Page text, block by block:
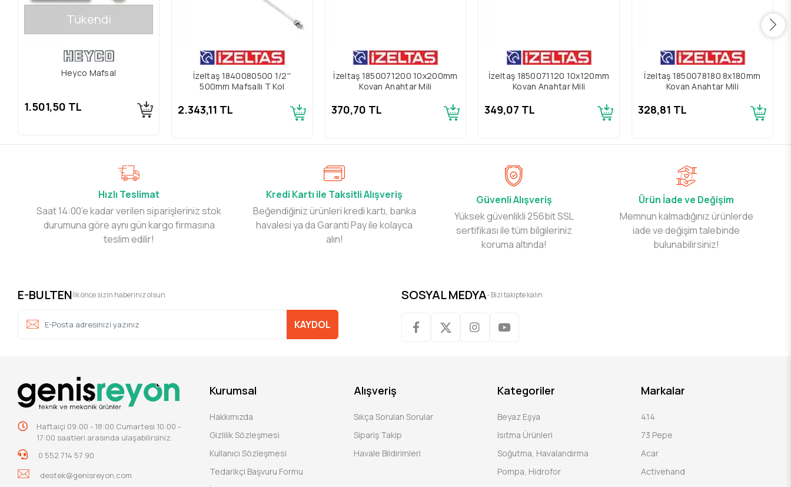
Tükendi
Heyco Mafsal
1.501,50 TL
İzeltaş 1840080500 1/2''
500mm Mafsallı T Kol
2.343,11 TL
İzeltaş 1850071200 10x200mm
Kovan Anahtar Mili
370,70 TL
İzeltaş 1850071120 10x120mm
Kovan Anahtar Mili
349,07 TL
İzeltaş 1850078180 8x180mm
Kovan Anahtar Mili
328,81 TL
Hızlı Teslimat
Saat 14:00’e kadar verilen siparişleriniz stok
durumuna göre aynı gün kargo firmasına
teslim edilir!
Kredi Kartı ile Taksitli Alışveriş
Beğendiğiniz ürünleri kredi kartı, banka
havalesi ya da Garanti Pay ile kolayca
alın!
Güvenli Alışveriş
Yüksek güvenlikli 256bit SSL
sertifikası ile tüm bilgileriniz
koruma altında!
Ürün İade ve Değişim
Memnun kalmadığınız ürünlerde
iade ve değişim talebinde
bulunabilirsiniz!
E-BULTENİlk önce sizin haberiniz olsun
KAYDOL
SOSYAL MEDYA- Bizi takipte kalın
Haftaiçi 09:00 - 18:00 Cumartesi 10:00 -
17:00 saatleri arasında ulaşabilirsiniz.
0 552 714 57 90
destek@genisreyon.com
Kurumsal
Hakkımızda
Gizlilik Sözleşmesi
Kullanıcı Sözleşmesi
Tedarikçi Başvuru Formu
Alışveriş
Sıkça Sorulan Sorular
Sipariş Takip
Havale Bildirimleri
Kategoriler
Beyaz Eşya
Isıtma Ürünleri
Soğutma, Havalandırma
Pompa, Hidrofor
Markalar
414
73 Pepe
Acar
Activehand